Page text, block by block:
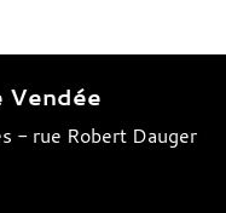
Vendée
- rue Robert Dauger